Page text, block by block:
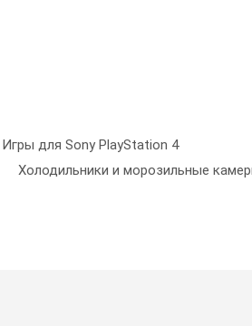
Игры для Sony PlayStation 4
Холодильники и морозильные